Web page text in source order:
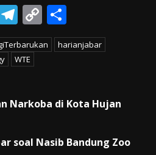
T
el
e
gr
m
C
o
p
n
h
ar
harianjabar
WTE
Narkoba di Kota Hujan
soal Nasib Bandung Zoo